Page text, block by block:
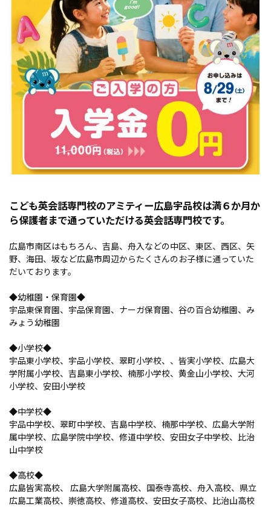
こども英会話専門校のアミティー広島宇品校は満６か月か
ら保護者まで通っていただける英会話専門校です。
広島市南区はもちろん、吉島、舟入などの中区、東区、西区、矢
野、海田、坂など広島市周辺からたくさんのお子様に通っていた
だいております。
◆幼稚園・保育園◆
宇品東保育園、宇品保育園、ナーガ保育園、谷の百合幼稚園、み
みょう幼稚園
◆小学校◆
宇品東小学校、宇品小学校、翠町小学校、、皆実小学校、広島大
学附属小学校、吉島東小学校、楠那小学校、黄金山小学校、大河
小学校、安田小学校
◆中学校◆
宇品中学校、翠町中学校、吉島中学校、楠那中学校、広島大学附
属中学校、広島学院中学校、修道中学校、安田女子中学校、比治
山中学校
◆高校◆
広島皆実高校、 広島大学附属高校、国泰寺高校、舟入高校、県立
広島工業高校、崇徳高校、修道高校、安田女子高校、比治山高校